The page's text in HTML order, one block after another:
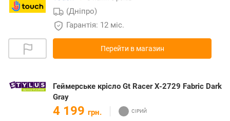
(Дніпро)
Гарантія: 12 міс.
Перейти в магазин
Геймерське крісло Gt Racer X-2729 Fabric Dark
Gray
4 199 грн.